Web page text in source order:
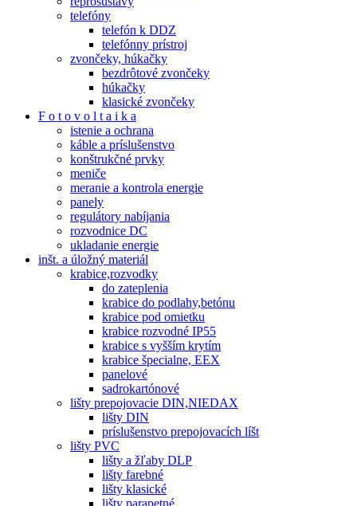
telefóny
telefón k DDZ
telefónny prístroj
zvončeky, húkačky
bezdrôtové zvončeky
húkačky
klasické zvončeky
F o t o v o l t a i k a
istenie a ochrana
káble a príslušenstvo
konštrukčné prvky
meniče
meranie a kontrola energie
panely
regulátory nabíjania
rozvodnice DC
ukladanie energie
inšt. a úložný materiál
krabice,rozvodky
do zateplenia
krabice do podlahy,betónu
krabice pod omietku
krabice rozvodné IP55
krabice s vyšším krytím
krabice špecialne, EEX
panelové
sadrokartónové
lišty prepojovacie DIN,NIEDAX
lišty DIN
príslušenstvo prepojovacích líšt
lišty PVC
lišty a žľaby DLP
lišty farebné
lišty klasické
lišty parapetné